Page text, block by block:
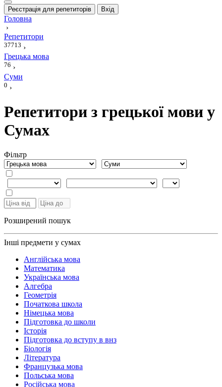
Реєстрація для репетиторів Вхід
Головна
›
Репетитори
37713 ›
Грецька мова
76 ›
Суми
0 ›
Репетитори з грецької мови у
Сумах
Фiльтр
Розширений пошук
Інші предмети у сумах
Англійська мова
Математика
Українська мова
Алгебра
Геометрія
Початкова школа
Німецька мова
Підготовка до школи
Історія
Підготовка до вступу в внз
Біологія
Література
Французька мова
Польська мова
Російська мова